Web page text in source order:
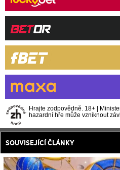
Hrajte zodpovědně. 18+ |
hazardní hře může vzniknout
SOUVISEJÍCÍ ČLÁNKY